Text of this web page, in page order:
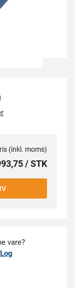
(inkl. moms)
/ STK
vare?